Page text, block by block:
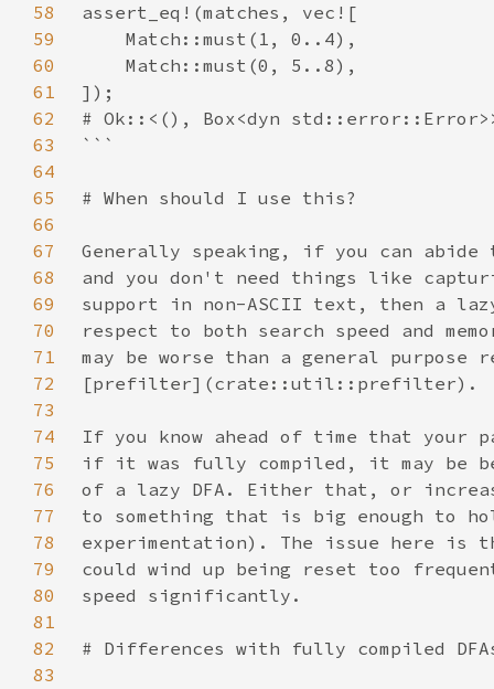
58
59
60
61
62
63
64
65
66
67
68
69
70
71
72
73
74
75
76
77
78
79
80
81
82
83